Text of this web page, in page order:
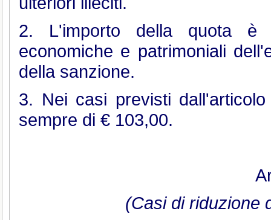
2. L'importo della quota è
economiche e patrimoniali
della sanzione.
3. Nei casi previsti
sempre di € 103,00.
(Casi di riduzione